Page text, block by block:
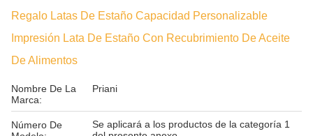
Regalo Latas De Estaño Capacidad Personalizable
Impresión Lata De Estaño Con Recubrimiento De Aceite
De Alimentos
Nombre De La
Marca:
Priani
Número De
Se aplicará a los productos de la categoría 1